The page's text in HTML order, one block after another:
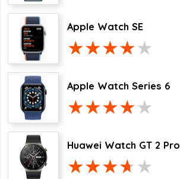
Apple Watch SE
Apple Watch Series 6
Huawei Watch GT 2 Pro